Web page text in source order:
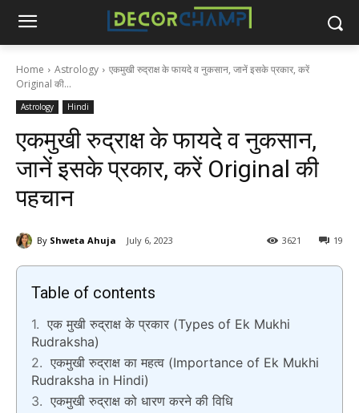
Home Astrology
एकमुखी रुद्राक्ष के फायदे व नुकसान, जानें इसके प्रकार, करें
Original की...
Astrology Hindi
एकमुखी रुद्राक्ष के फायदे व नुकसान,
जानें इसके प्रकार, करें Original की
पहचान
By Shweta Ahuja July 6, 2023 19
3621
Table of contents
एक मुखी रुद्राक्ष के प्रकार (Types of Ek Mukhi
Rudraksha)
एकमुखी रुद्राक्ष का महत्व (Importance of Ek Mukhi
Rudraksha in Hindi)
एकमुखी रुद्राक्ष को धारण करने की विधि